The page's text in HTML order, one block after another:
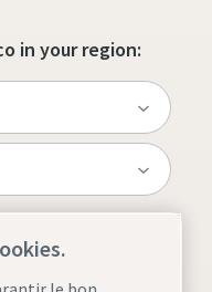
in your region:
Visit the site